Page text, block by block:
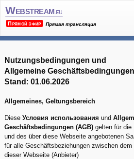
Webstream.eu
Прямой эфир Прямая трансляция
Nutzungsbedingungen und
Allgemeine
Stand: 01.06.2026
Allgemeines, Geltungsbereich
DieseУсловия использования und
Geschäftsbedingungen (AGB) gelten für die
und des über diese Webseite angebotenen
für alle Geschäftsbeziehungen zwischen
dieser Webseite (Anbieter)